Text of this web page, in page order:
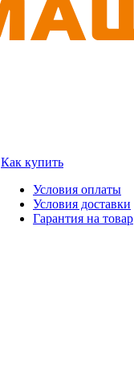
Как купить
Условия оплаты
Условия доставки
Гарантия на товар